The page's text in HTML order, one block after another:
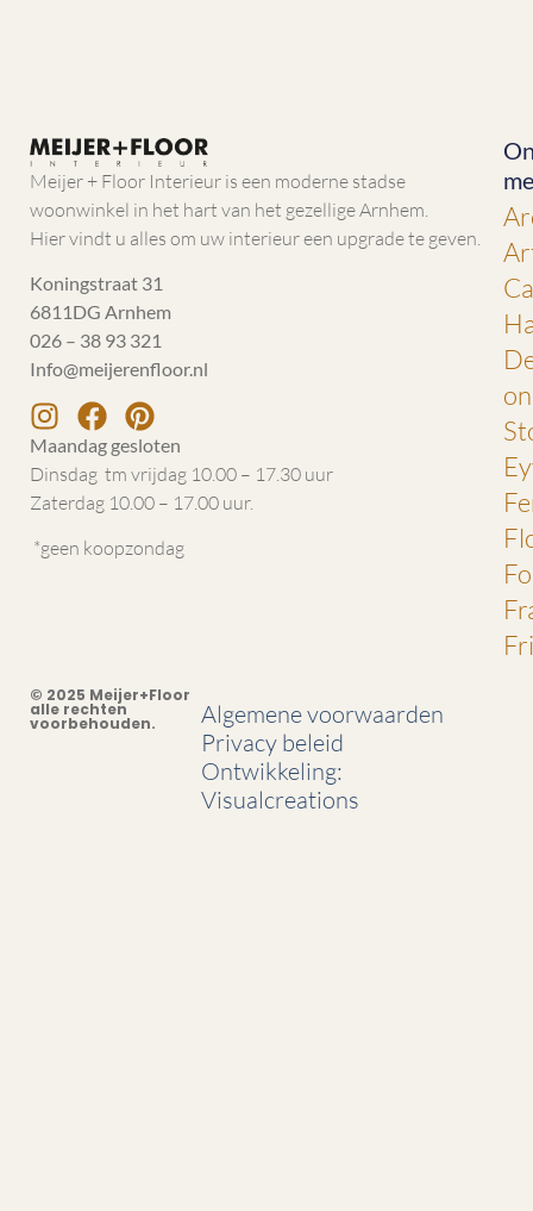
Meijer + Floor Interieur is een moderne stadse
woonwinkel in het hart van het gezellige Arnhem.
Hier vindt u alles om uw interieur een upgrade te geven.
Koningstraat 31
6811DG Arnhem
026 – 38 93 321
Info@meijerenfloor.nl
Maandag gesloten
Dinsdag tm vrijdag 10.00 – 17.30 uur
Zaterdag 10.00 – 17.00 uur.
*geen koopzondag
on
© 2025 Meijer+Floor
alle rechten
voorbehouden.
Algemene voorwaarden
Privacy beleid
Ontwikkeling:
Visualcreations